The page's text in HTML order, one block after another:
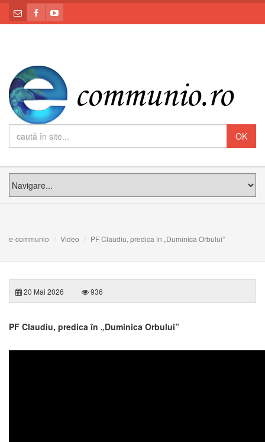
e-communio Video PF Claudiu, predica în „Duminica Orbului”
20 Mai 2026 936
PF Claudiu, predica în „Duminica Orbului”